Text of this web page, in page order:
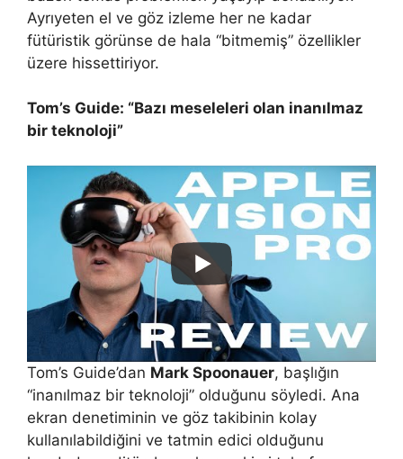
Ayrıyeten el ve göz izleme her ne kadar
fütüristik görünse de hala “bitmemiş” özellikler
üzere hissettiriyor.
Tom’s Guide: “Bazı meseleleri olan inanılmaz
bir teknoloji”
Tom’s Guide’dan Mark Spoonauer, başlığın
“inanılmaz bir teknoloji” olduğunu söyledi. Ana
ekran denetiminin ve göz takibinin kolay
kullanılabildiğini ve tatmin edici olduğunu